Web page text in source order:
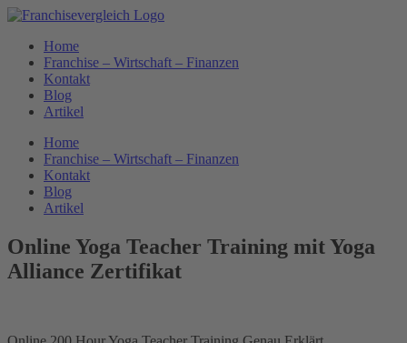
Zum
springenHome
Franchise – Wirtschaft – Finanzen
Kontakt
Blog
Artikel
Home
Franchise – Wirtschaft – Finanzen
Kontakt
Blog
Artikel
Online Yoga Teacher Training mit Yoga
Alliance Zertifikat